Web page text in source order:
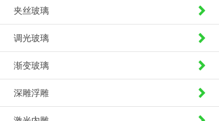
夹丝玻璃
调光玻璃
渐变玻璃
深雕浮雕